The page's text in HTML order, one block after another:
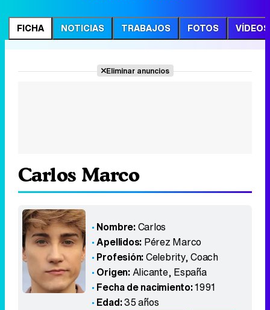
FICHA NOTICIAS TRABAJOS FOTOS VÍDEOS
Eliminar anuncios
Carlos Marco
Nombre:Carlos
Apellidos: Pérez Marco
Profesión:Celebrity, Coach
Origen:Alicante, España
Fecha de nacimiento:1991
Edad:35 años